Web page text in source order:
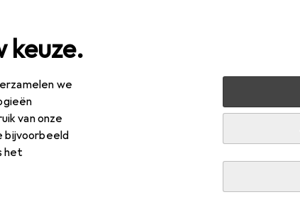
keuze.
we
van onze
bijvoorbeeld
het
+ Tuin